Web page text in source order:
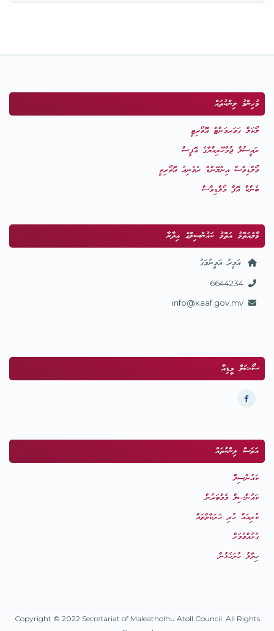
މުހިންމު ލިންކުތައް
ލޯކަލް ގަވަރމަންޓް އޮތޯރިޓީ
ރައީސުލް ޖުމްހޫރިއްޔާގެ އޮފީސް
މޯލްޑިވްސް އިންލޭންޑް ރެވެނިއު އޮތޯރިތީ
ބެންކް އޮފް މޯލްޑިވްސް
މާލެއަތޮޅު އަތޮޅު ކައުންސިލްގެ އިދާރާ
އަމީރު އަމީނުމަގު
6644234
info@kaaf.gov.mv
ސޯޝަލް މީޑިއާ
އަވަސް ލިންކުތައް
ކައުންސިލްް
ކައުންސިލް މެމްބަރުން
ކުރިއައް ހުރި ޚަރަކާތްތައް
ގުޅުއްވުމަށް
ހިޔާލު ހުށަހެޅުން
Copyright © 2022 Secretariat of Maleatholhu Atoll Council. All Rights